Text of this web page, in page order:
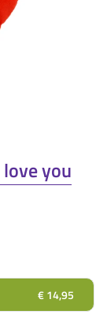
you
€ 14,95